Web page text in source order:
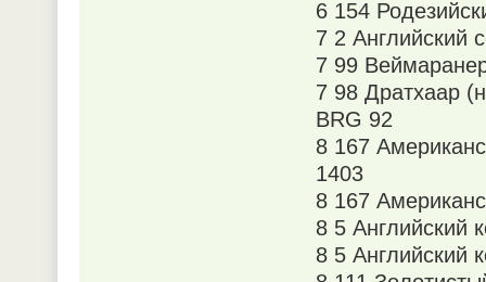
6 154
7 2 Английский
7 99
7 98 Дратхаар
BRG 92
8 167
1403
8 167
8 5 Английский
8 5 Английский